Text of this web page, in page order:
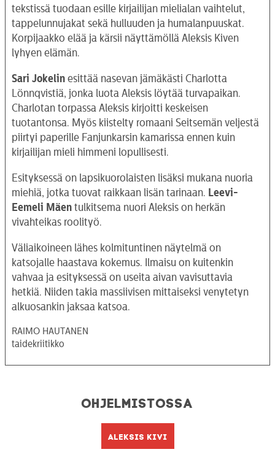
tekstissä tuodaan esille kirjailijan mielialan vaihtelut,
tappelunnujakat sekä hulluuden ja humalanpuuskat.
Korpijaakko elää ja kärsii näyttämöllä Aleksis Kiven
lyhyen elämän.
Sari Jokelin esittää nasevan jämäkästi Charlotta
Lönnqvistiä, jonka luota Aleksis löytää turvapaikan.
Charlotan torpassa Aleksis kirjoitti keskeisen
tuotantonsa. Myös kiistelty romaani Seitsemän veljestä
piirtyi paperille Fanjunkarsin kamarissa ennen kuin
kirjailijan mieli himmeni lopullisesti.
Esityksessä on lapsikuorolaisten lisäksi mukana nuoria
miehiä, jotka tuovat raikkaan lisän tarinaan.
Leevi-
Eemeli Mäen tulkitsema nuori Aleksis on herkän
vivahteikas roolityö.
Väliaikoineen lähes kolmituntinen näytelmä on
katsojalle haastava kokemus. Ilmaisu on kuitenkin
vahvaa ja esityksessä on useita aivan vavisuttavia
hetkiä. Niiden takia massiivisen mittaiseksi venytetyn
alkuosankin jaksaa katsoa.
RAIMO HAUTANEN
taidekriitikko
Ohjelmistossa
Aleksis Kivi